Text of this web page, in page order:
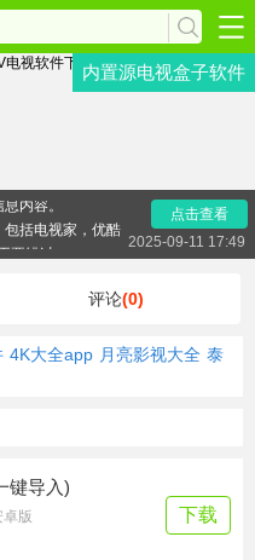
内置源电视盒子软件
内容。
括电视家，优酷
要错过。
点击查看
2025-09-11 17:49
评论(0)
4K大全app 月亮影视大全 泰
键导入)
版 下载